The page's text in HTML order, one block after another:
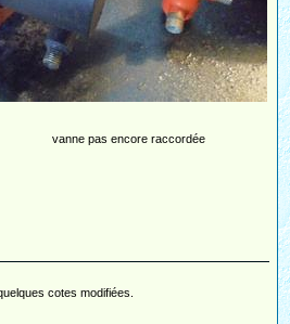
vanne pas encore raccordée
cotes modifiées.